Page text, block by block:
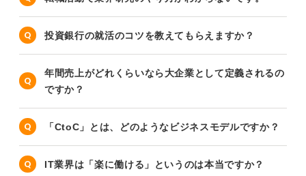
投資銀行の就活のコツを教えてもらえますか？
年間売上がどれくらいなら大企業として定義されるの
ですか？
「CtoC」とは、どのようなビジネスモデルですか？
IT業界は「楽に働ける」というのは本当ですか？